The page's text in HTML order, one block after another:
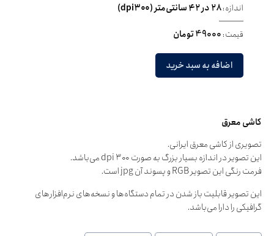
اندازه:۲۸ در ۴۲ سانتی‌متر (dpi۳۰۰)
قیمت:49000 تومان
اضافه به سبد خرید
کاشی معرق
تصویری از کاشی معرق ایرانی.
این تصویر در اندازه بسیار بزرگ به صورت dpi ۳۰۰ می‌باشد.
فرمت رنگی این تصویر RGB و پسوند آن jpg است.
این تصویر قابلیت باز شدن در تمام دستگاه‌ها و نسخه‌های نرم‌افزارهای
گرافیکی را دارا می‌باشد.